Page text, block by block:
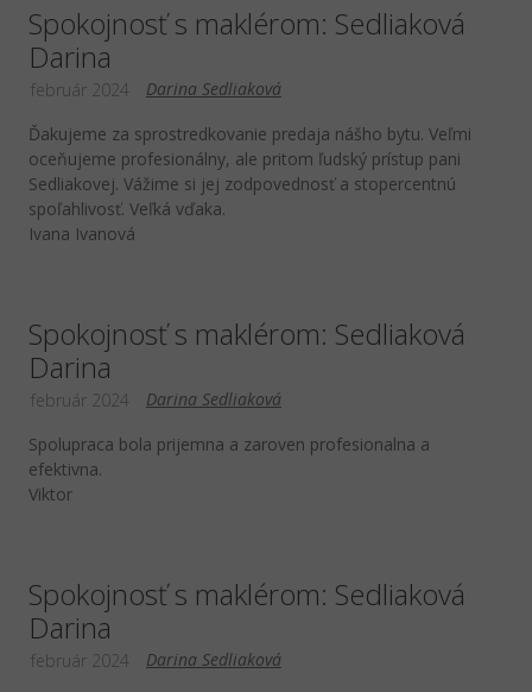
Spokojnosť s maklérom: Sedliaková
Darina
Darina Sedliaková
február 2024
Ďakujeme za sprostredkovanie predaja nášho bytu. Veľmi
oceňujeme profesionálny, ale pritom ľudský prístup pani
Sedliakovej. Vážime si jej zodpovednosť a stopercentnú
spoľahlivosť. Veľká vďaka.
Ivana Ivanová
Spokojnosť s maklérom: Sedliaková
Darina
Darina Sedliaková
február 2024
Spolupraca bola prijemna a zaroven profesionalna a
efektivna.
Viktor
Spokojnosť s maklérom: Sedliaková
Darina
Darina Sedliaková
február 2024